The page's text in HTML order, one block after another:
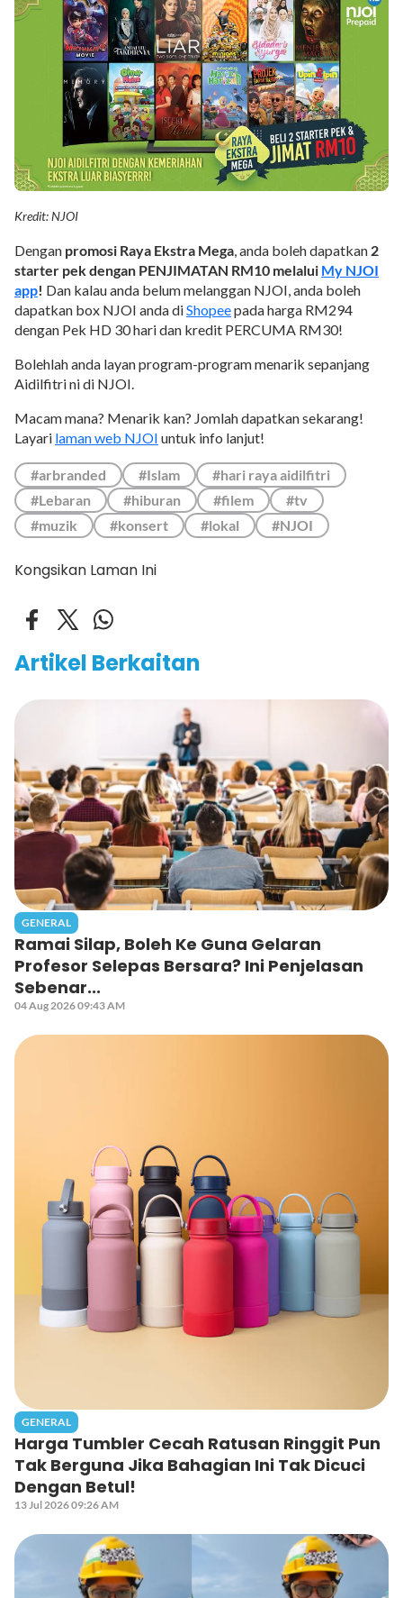
Kredit: NJOI
Dengan promosi Raya Ekstra Mega, anda boleh dapatkan 2
starter pek dengan PENJIMATAN RM10 melalui My NJOI
app! Dan kalau anda belum melanggan NJOI, anda boleh
dapatkan box NJOI anda diShopeepada harga RM294
dengan Pek HD 30 hari dan kredit PERCUMA RM30!
Bolehlah anda layan program-program menarik sepanjang
Aidilfitri ni di NJOI.
Macam mana? Menarik kan? Jomlah dapatkan sekarang!
Layari laman web NJOI untuk info lanjut!
#arbranded #Islam
#hari raya aidilfitri
#Lebaran
#hiburan #filem
#tv
#muzik
#konsert #lokal #NJOI
Kongsikan Laman Ini
Artikel Berkaitan
GENERAL
Ramai Silap, Boleh Ke Guna Gelaran
Profesor Selepas Bersara? Ini Penjelasan
Sebenar...
04 Aug 2026 09:43 AM
GENERAL
Harga Tumbler Cecah Ratusan Ringgit Pun
Tak Berguna Jika Bahagian Ini Tak Dicuci
Dengan Betul!
13 Jul 2026 09:26 AM